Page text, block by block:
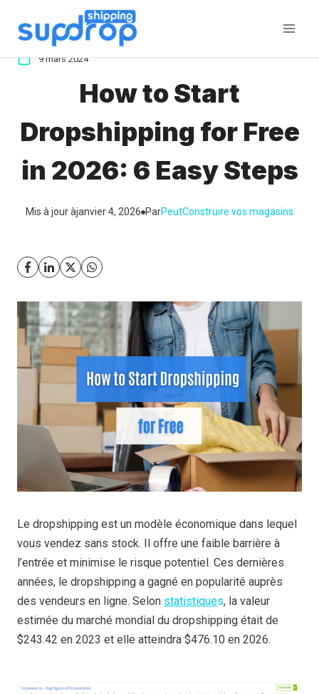
9 mars 2024
How to Start
Dropshipping for Free
in 2026: 6 Easy Steps
Mis à jour àjanvier 4, 2026 ParPeutConstruire vos magasins
Le dropshipping est un modèle économique dans lequel
vous vendez sans stock. Il offre une faible barrière à
l’entrée et minimise le risque potentiel. Ces dernières
années, le dropshipping a gagné en popularité auprès
des vendeurs en ligne. Selon statistiques, la valeur
estimée du marché mondial du dropshipping était de
$243.42 en 2023 et elle atteindra $476.10 en 2026.